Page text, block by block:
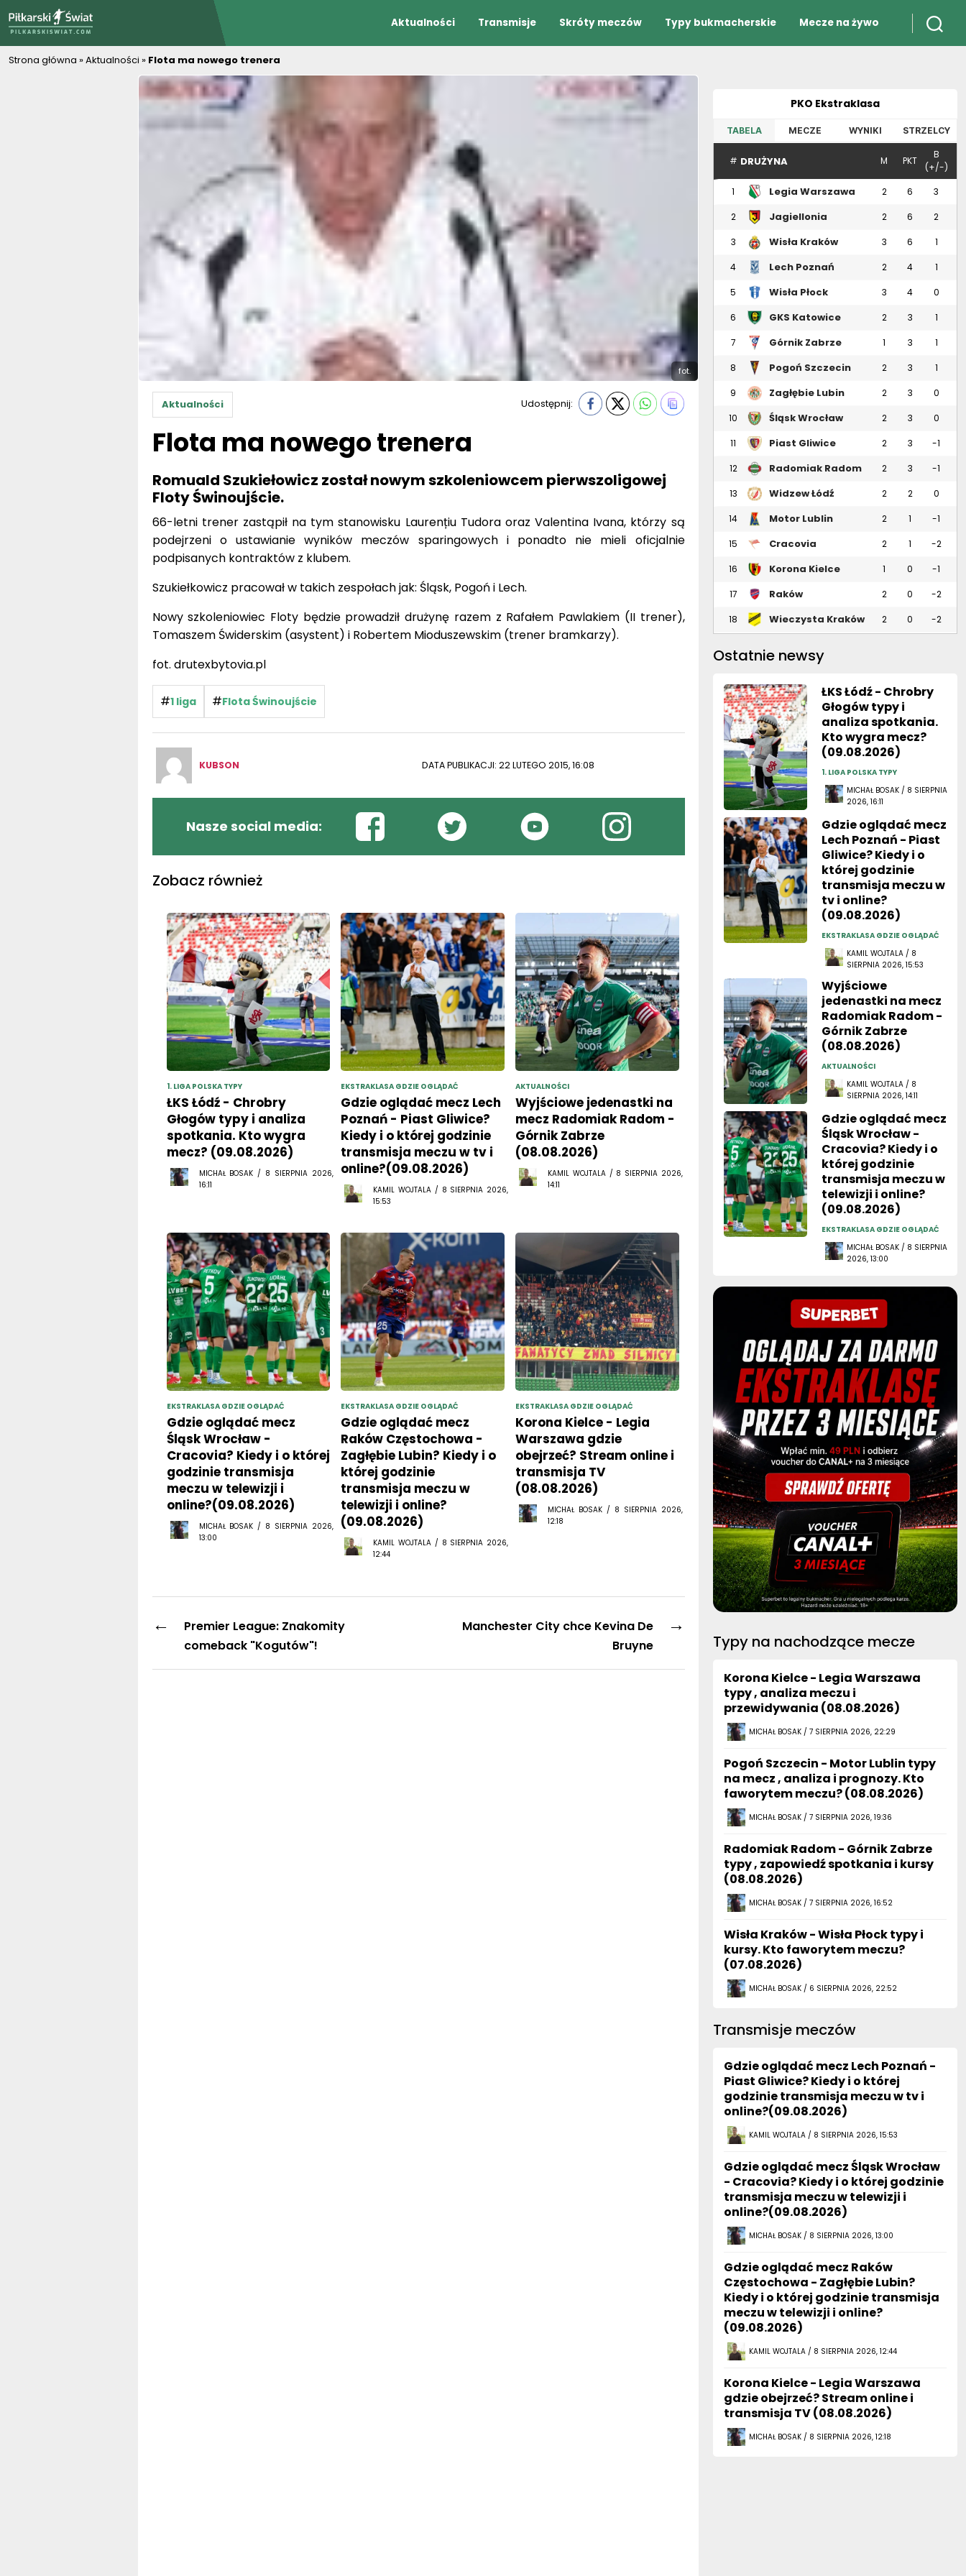
Aktualności Transmisje Skróty meczów Typy bukmacherskie Mecze na żywo
Strona główna »Aktualności » Flota ma nowego trenera
fot.
Aktualności Udostępnij:
Flota ma nowego trenera
Romuald Szukiełowicz został nowym szkoleniowcem pierwszoligowej
Floty Świnoujście.
66-letni trener zastąpił na tym stanowisku Laurențiu Tudora oraz Valentina Ivana, którzy są
podejrzeni o ustawianie wyników meczów sparingowych i ponadto nie mieli oficjalnie
podpisanych kontraktów z klubem.
Szukiełkowicz pracował w takich zespołach jak: Śląsk, Pogoń i Lech.
Nowy szkoleniowiec Floty będzie prowadził drużynę razem z Rafałem Pawlakiem (II trener),
Tomaszem Świderskim (asystent) i Robertem Mioduszewskim (trener bramkarzy).
fot. drutexbytovia.pl
#1 liga #Flota Świnoujście
KUBSON DATA PUBLIKACJI: 22 LUTEGO 2015, 16:08
Nasze social media:
Zobacz również
1. LIGA POLSKA TYPY
ŁKS Łódź - Chrobry
Głogów typy i analiza
spotkania. Kto wygra
mecz? (09.08.2026)
MICHAŁ BOSAK / 8 SIERPNIA 2026,
16:11
EKSTRAKLASA GDZIE OGLĄDAĆ
Gdzie oglądać mecz Lech
Poznań - Piast Gliwice?
Kiedy i o której godzinie
transmisja meczu w tv i
online?(09.08.2026)
KAMIL WOJTALA / 8 SIERPNIA 2026,
15:53
AKTUALNOŚCI
Wyjściowe jedenastki na
mecz Radomiak Radom -
Górnik Zabrze
(08.08.2026)
KAMIL WOJTALA / 8 SIERPNIA 2026,
14:11
EKSTRAKLASA GDZIE OGLĄDAĆ
Gdzie oglądać mecz
Śląsk Wrocław -
Cracovia? Kiedy i o której
godzinie transmisja
meczu w telewizji i
online?(09.08.2026)
MICHAŁ BOSAK / 8 SIERPNIA 2026,
13:00
EKSTRAKLASA GDZIE OGLĄDAĆ
Gdzie oglądać mecz
Raków Częstochowa -
Zagłębie Lubin? Kiedy i o
której godzinie
transmisja meczu w
telewizji i online?
(09.08.2026)
KAMIL WOJTALA / 8 SIERPNIA 2026,
12:44
EKSTRAKLASA GDZIE OGLĄDAĆ
Korona Kielce - Legia
Warszawa gdzie
obejrzeć? Stream online i
transmisja TV
(08.08.2026)
MICHAŁ BOSAK / 8 SIERPNIA 2026,
12:18
←
Premier League: Znakomity
comeback "Kogutów"!
→
Manchester City chce Kevina De
Bruyne
PKO Ekstraklasa
TABELA MECZE WYNIKI STRZELCY
# DRUŻYNA M PKT
B
(+/-)
1
Legia Warszawa 2 6 3
2
Jagiellonia
2 6 2
3 Wisła Kraków 3 6 1
4 Lech Poznań 2 4 1
5 Wisła Płock 3 4 0
6 GKS Katowice 2 3 1
7 Górnik Zabrze 1 3 1
8 Pogoń Szczecin 2 3 1
9 Zagłębie Lubin 2 3 0
10 Śląsk Wrocław 2 3 0
11 Piast Gliwice 2 3 -1
12 Radomiak Radom 2 3 -1
13 Widzew Łódź 2 2 0
14 Motor Lublin 2 1 -1
15 Cracovia 2 1 -2
16 Korona Kielce 1 0 -1
17
Raków
2 0 -2
18 Wieczysta Kraków 2 0 -2
Ostatnie newsy
ŁKS Łódź - Chrobry
Głogów typy i
analiza spotkania.
Kto wygra mecz?
(09.08.2026)
1. LIGA POLSKA TYPY
MICHAŁ BOSAK / 8 SIERPNIA
2026, 16:11
Gdzie oglądać mecz
Lech Poznań - Piast
Gliwice? Kiedy i o
której godzinie
transmisja meczu w
tv i online?
(09.08.2026)
EKSTRAKLASA GDZIE OGLĄDAĆ
KAMIL WOJTALA / 8
SIERPNIA 2026, 15:53
Wyjściowe
jedenastki na mecz
Radomiak Radom -
Górnik Zabrze
(08.08.2026)
AKTUALNOŚCI
KAMIL WOJTALA / 8
SIERPNIA 2026, 14:11
Gdzie oglądać mecz
Śląsk Wrocław -
Cracovia? Kiedy i o
której godzinie
transmisja meczu w
telewizji i online?
(09.08.2026)
EKSTRAKLASA GDZIE OGLĄDAĆ
MICHAŁ BOSAK / 8 SIERPNIA
2026, 13:00
Typy na nachodzące mecze
Korona Kielce - Legia Warszawa
typy , analiza meczu i
przewidywania (08.08.2026)
MICHAŁ BOSAK / 7 SIERPNIA 2026, 22:29
Pogoń Szczecin - Motor Lublin typy
na mecz , analiza i prognozy. Kto
faworytem meczu? (08.08.2026)
MICHAŁ BOSAK / 7 SIERPNIA 2026, 19:36
Radomiak Radom - Górnik Zabrze
typy , zapowiedź spotkania i kursy
(08.08.2026)
MICHAŁ BOSAK / 7 SIERPNIA 2026, 16:52
Wisła Kraków - Wisła Płock typy i
kursy. Kto faworytem meczu?
(07.08.2026)
MICHAŁ BOSAK / 6 SIERPNIA 2026, 22:52
Transmisje meczów
Gdzie oglądać mecz Lech Poznań -
Piast Gliwice? Kiedy i o której
godzinie transmisja meczu w tv i
online?(09.08.2026)
KAMIL WOJTALA / 8 SIERPNIA 2026, 15:53
Gdzie oglądać mecz Śląsk Wrocław
- Cracovia? Kiedy i o której godzinie
transmisja meczu w telewizji i
online?(09.08.2026)
MICHAŁ BOSAK / 8 SIERPNIA 2026, 13:00
Gdzie oglądać mecz Raków
Częstochowa - Zagłębie Lubin?
Kiedy i o której godzinie transmisja
meczu w telewizji i online?
(09.08.2026)
KAMIL WOJTALA / 8 SIERPNIA 2026, 12:44
Korona Kielce - Legia Warszawa
gdzie obejrzeć? Stream online i
transmisja TV (08.08.2026)
MICHAŁ BOSAK / 8 SIERPNIA 2026, 12:18